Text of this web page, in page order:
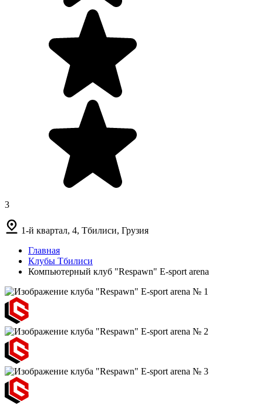
3
1-й квартал, 4, Тбилиси, Грузия
Главная
Клубы Тбилиси
Компьютерный клуб "Respawn" E-sport arena